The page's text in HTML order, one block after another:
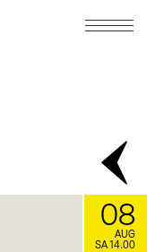
08
AUG
SA 14.00